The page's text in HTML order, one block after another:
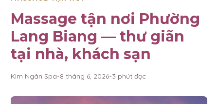
Massage tận nơi Phường
Lang Biang — thư giãn
tại nhà, khách sạn
Kim Ngân Spa•8 tháng 6, 2026•3 phút đọc